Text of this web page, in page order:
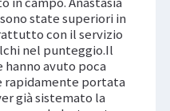
state superiori in
con il servizio
nel punteggio.Il
avuto poca
rapidamente portata
già sistemato la